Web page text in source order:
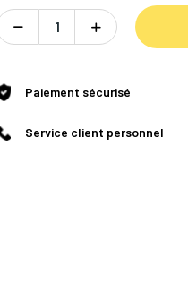
Paiement sécurisé
Service client personnel